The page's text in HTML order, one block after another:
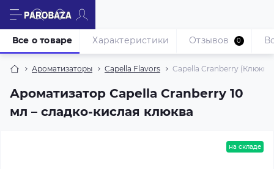
Ароматизаторы Capella Flavors Capella Cranberry
Ароматизатор Capella Cranberry 10
мл – сладко-кислая клюква
Все о товаре Характеристики Отзывов 0
на складе